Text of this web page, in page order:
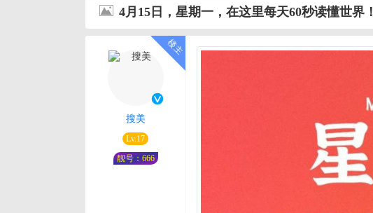
4月15日，星期一，在这里每天60秒读懂世界！
搜美
Lv.17
靓号：666